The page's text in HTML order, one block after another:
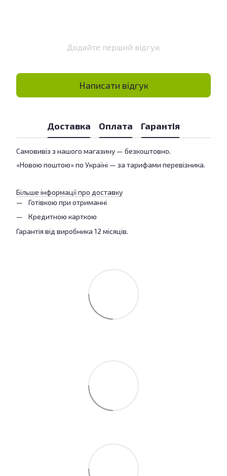
Додайте перший відгук
Написати відгук
Доставка Оплата Гарантія
Самовивіз з нашого магазину — безкоштовно.
«Новою поштою» по Україні — за тарифами перевізника.
Більше інформації про доставку
Готівкою при отриманні
Кредитною карткою
Гарантія від виробника 12 місяців.